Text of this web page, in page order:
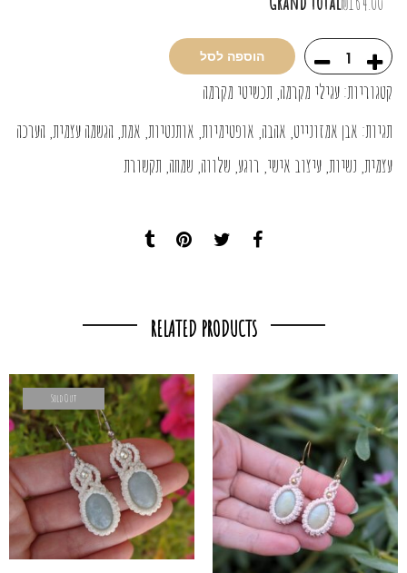
הוספה לסל
קטגוריות:עגילי מקרמה תכשיטי מקרמה
תגיות: אבן אמזונייט אהבה אופטימיות אותנטיות אמת הגשמה עצמית הערכה
עצמית נשיות עיצוב אישי רוגע שלווה שמחה תקשורת
RELATED PRODUCTS
Sold Out